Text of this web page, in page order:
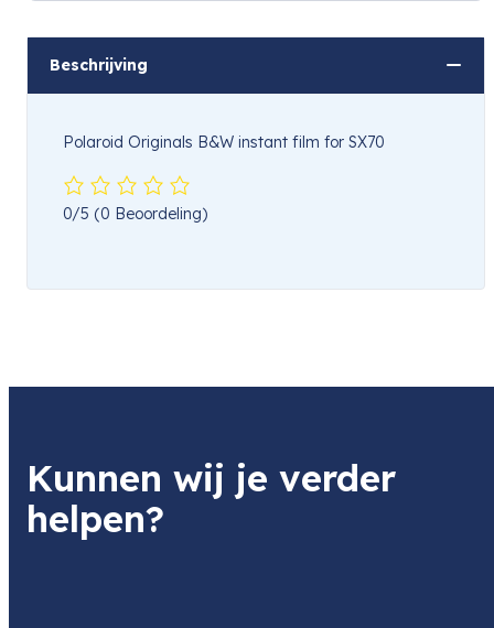
Beschrijving
Polaroid Originals B&W instant film for SX70
0/5 (0 Beoordeling)
Kunnen wij je verder
helpen?